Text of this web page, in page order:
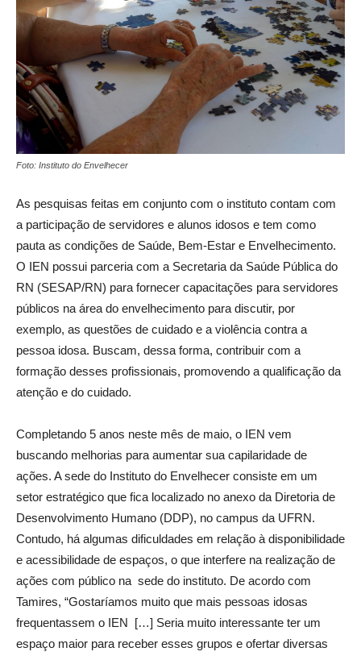
Foto: Instituto do Envelhecer
As pesquisas feitas em conjunto com o instituto contam com
a participação de servidores e alunos idosos e tem como
pauta as condições de Saúde, Bem-Estar e Envelhecimento.
O IEN possui parceria com a Secretaria da Saúde Pública do
RN (SESAP/RN) para fornecer capacitações para servidores
públicos na área do envelhecimento para discutir, por
exemplo, as questões de cuidado e a violência contra a
pessoa idosa. Buscam, dessa forma, contribuir com a
formação desses profissionais, promovendo a qualificação da
atenção e do cuidado.
Completando 5 anos neste mês de maio, o IEN vem
buscando melhorias para aumentar sua capilaridade de
ações. A sede do Instituto do Envelhecer consiste em um
setor estratégico que fica localizado no anexo da Diretoria de
Desenvolvimento Humano (DDP), no campus da UFRN.
Contudo, há algumas dificuldades em relação à disponibilidade
e acessibilidade de espaços, o que interfere na realização de
ações com público na sede do instituto. De acordo com
Tamires, “Gostaríamos muito que mais pessoas idosas
frequentassem o IEN […] Seria muito interessante ter um
espaço maior para receber esses grupos e ofertar diversas